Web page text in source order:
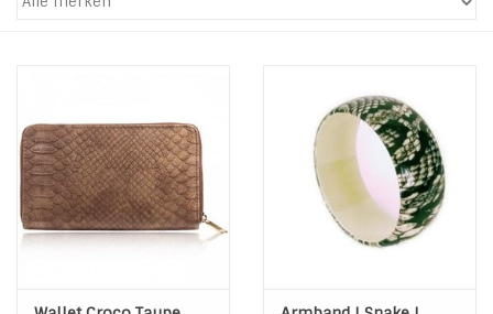
Tassen en meer
Zonnebrillen
Fashion